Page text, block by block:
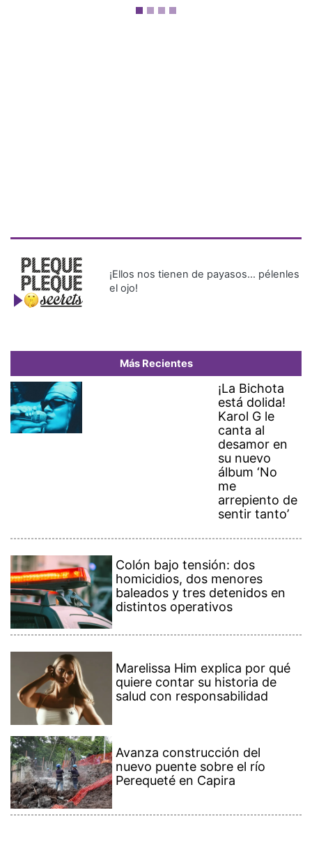
¡Ellos nos tienen de payasos… pélenles
el ojo!
Más Recientes
¡La Bichota
está dolida!
Karol G le
canta al
desamor en
su nuevo
álbum ‘No
me
arrepiento de
sentir tanto’
Colón bajo tensión: dos
homicidios, dos menores
baleados y tres detenidos en
distintos operativos
Marelissa Him explica por qué
quiere contar su historia de
salud con responsabilidad
Avanza construcción del
nuevo puente sobre el río
Perequeté en Capira